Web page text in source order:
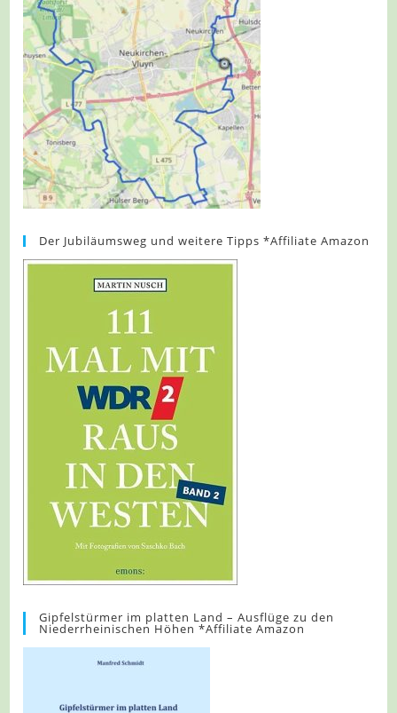
Der Jubiläumsweg und weitere Tipps *Affiliate Amazon
Gipfelstürmer im platten Land – Ausflüge zu den
Niederrheinischen Höhen *Affiliate Amazon